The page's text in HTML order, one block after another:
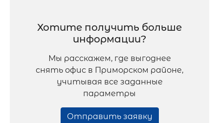
Хотите получить больше
информации?
Мы расскажем, где выгоднее
снять офис в Приморском районе,
учитывая все заданные
параметры
Отправить заявку